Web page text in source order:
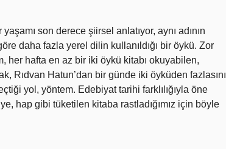
son derece şiirsel anlatıyor, aynı adının
daha fazla yerel dilin kullanıldığı bir öykü. Zor
her hafta en az bir iki öykü kitabı okuyabilen,
Rıdvan Hatun’dan bir günde iki öyküden fazlasını
yol, yöntem. Edebiyat tarihi farklılığıyla öne
hap gibi tüketilen kitaba rastladığımız için böyle